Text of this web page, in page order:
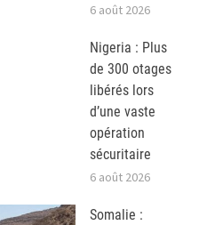
6 août 2026
Nigeria : Plus
de 300 otages
libérés lors
d’une vaste
opération
sécuritaire
6 août 2026
Somalie :